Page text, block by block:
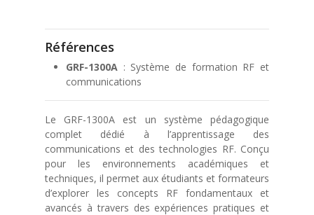
Références
GRF-1300A : Système de formation RF et
communications
Le GRF-1300A est un système pédagogique
complet dédié à l’apprentissage des
communications et des technologies RF. Conçu
pour les environnements académiques et
techniques, il permet aux étudiants et formateurs
d’explorer les concepts RF fondamentaux et
avancés à travers des expériences pratiques et